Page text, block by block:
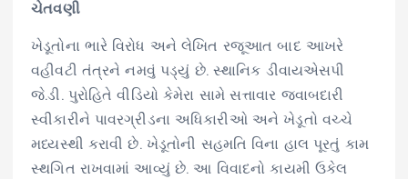
ચેતવણી
ખેડૂતોના ભારે વિરોધ અને લેખિત રજૂઆત બાદ આખરે
વહીવટી તંત્રને નમવું પડ્યું છે. સ્થાનિક ડીવાયએસપી
જે.ડી. પુરોહિતે વીડિયો કેમેરા સામે સત્તાવાર જવાબદારી
સ્વીકારીને પાવરગ્રીડના અધિકારીઓ અને ખેડૂતો વચ્ચે
મધ્યસ્થી કરાવી છે. ખેડૂતોની સહમતિ વિના હાલ પૂરતું કામ
સ્થગિત રાખવામાં આવ્યું છે. આ વિવાદનો કાયમી ઉકેલ